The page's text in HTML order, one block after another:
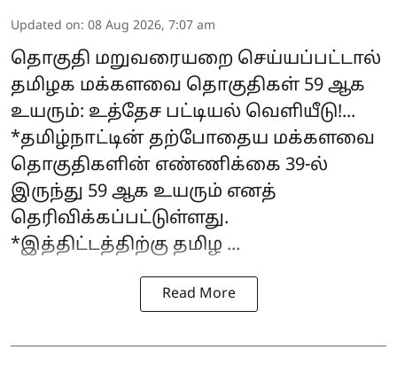
Updated on: 08 Aug 2026, 7:07 am
தொகுதி மறுவரையறை செய்யப்பட்டால்
தமிழக மக்களவை தொகுதிகள் 59 ஆக
உயரும்: உத்தேச பட்டியல் வெளியீடு!...
*தமிழ்நாட்டின் தற்போதைய மக்களவை
தொகுதிகளின் எண்ணிக்கை 39-ல்
இருந்து 59 ஆக உயரும் எனத்
தெரிவிக்கப்பட்டுள்ளது.
*இத்திட்டத்திற்கு தமிழ ...
Read More